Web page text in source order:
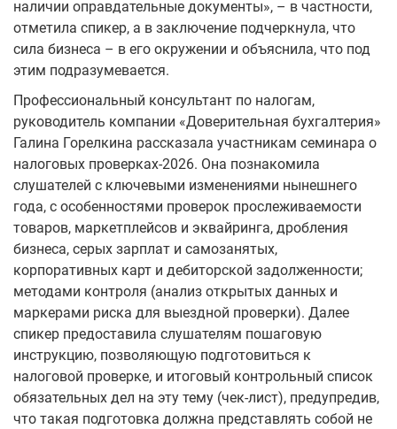
наличии оправдательные документы», – в частности,
отметила спикер, а в заключение подчеркнула, что
сила бизнеса – в его окружении и объяснила, что под
этим подразумевается.
Профессиональный консультант по налогам,
руководитель компании «Доверительная бухгалтерия»
Галина Горелкина рассказала участникам семинара о
налоговых проверках-2026. Она познакомила
слушателей с ключевыми изменениями нынешнего
года, с особенностями проверок прослеживаемости
товаров, маркетплейсов и эквайринга, дробления
бизнеса, серых зарплат и самозанятых,
корпоративных карт и дебиторской задолженности;
методами контроля (анализ открытых данных и
маркерами риска для выездной проверки). Далее
спикер предоставила слушателям пошаговую
инструкцию, позволяющую подготовиться к
налоговой проверке, и итоговый контрольный список
обязательных дел на эту тему (чек-лист), предупредив,
что такая подготовка должна представлять собой не